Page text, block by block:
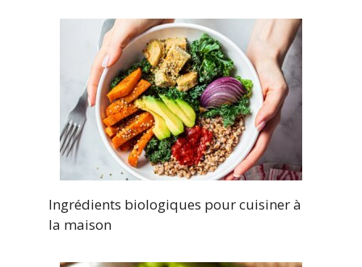
Ingrédients biologiques pour cuisiner à
la maison